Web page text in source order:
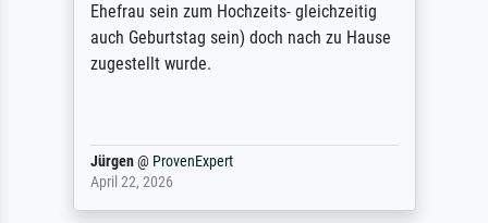
Ehefrau sein zum Hochzeits- gleichzeitig
auch Geburtstag sein) doch nach zu Hause
zugestellt wurde.
Jürgen@ ProvenExpert
April 22, 2026